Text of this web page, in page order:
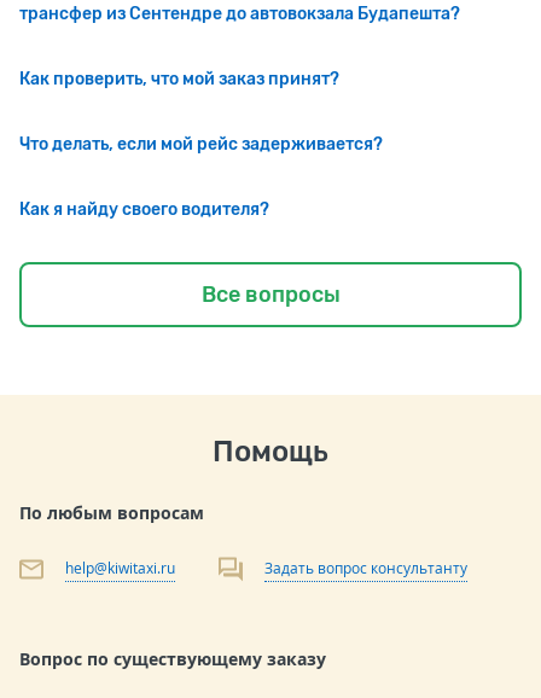
трансфер из Сентендре до автовокзала Будапешта?
Как проверить, что мой заказ принят?
Что делать, если мой рейс задерживается?
Как я найду своего водителя?
Все вопросы
Помощь
По любым вопросам
help@kiwitaxi.ru Задать вопрос консультанту
Вопрос по существующему заказу